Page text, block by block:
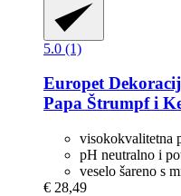
5.0 (1)
Europet
Papa Štrumpf i
visokokvalitetna
pH neutralno i
veselo šareno s
€ 28,49